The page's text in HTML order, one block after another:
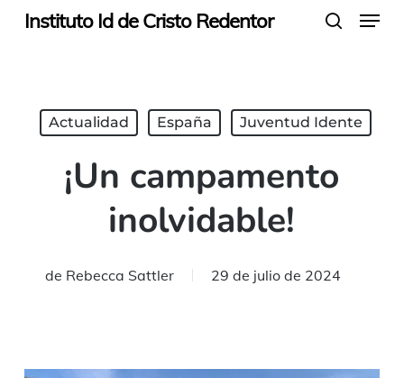
SkipInstituto Id de Cristo Redentor Menu
Actualidad España Juventud Idente
¡Un campamento
inolvidable!
de Rebecca Sattler 29 de julio de 2024